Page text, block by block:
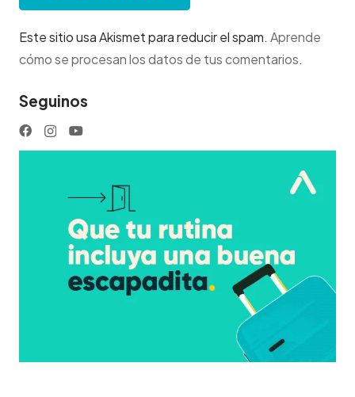
Este sitio usa Akismet para reducir el spam. Aprende
cómo se procesan los datos de tus comentarios.
Seguinos